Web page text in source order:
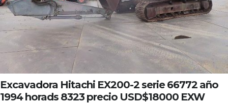
Excavadora Hitachi EX200-2 serie 66772 año
1994 horads 8323 precio USD$18000 EXW